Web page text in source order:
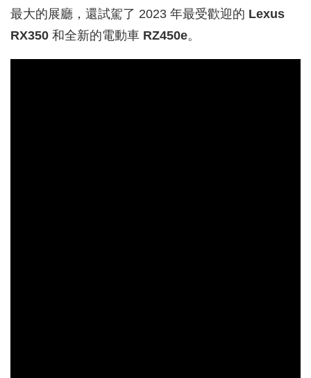
最大的展廳，還試駕了 2023 年最受歡迎的 Lexus
RX350 和全新的電動車 RZ450e。